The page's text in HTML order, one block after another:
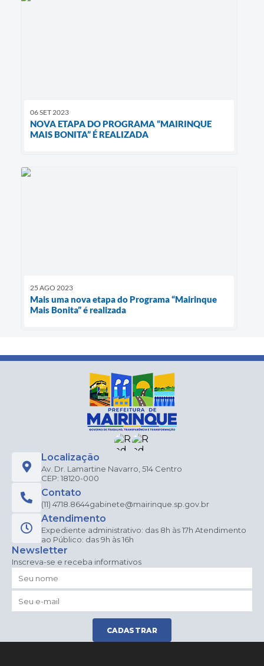
06 SET 2023
NOVA ETAPA DO PROGRAMA “MAIRINQUE
MAIS BONITA” É REALIZADA
25 AGO 2023
Mais uma nova etapa do Programa “Mairinque
Mais Bonita” é realizada
Localização
Av. Dr. Lamartine Navarro, 514 Centro
CEP: 18120-000
Contato
(11) 4718.8644gabinete@mairinque.sp.gov.br
Atendimento
Expediente administrativo: das 8h às 17h Atendimento
ao Público: das 9h às 16h
Newsletter
Inscreva-se e receba informativos
CADASTRAR